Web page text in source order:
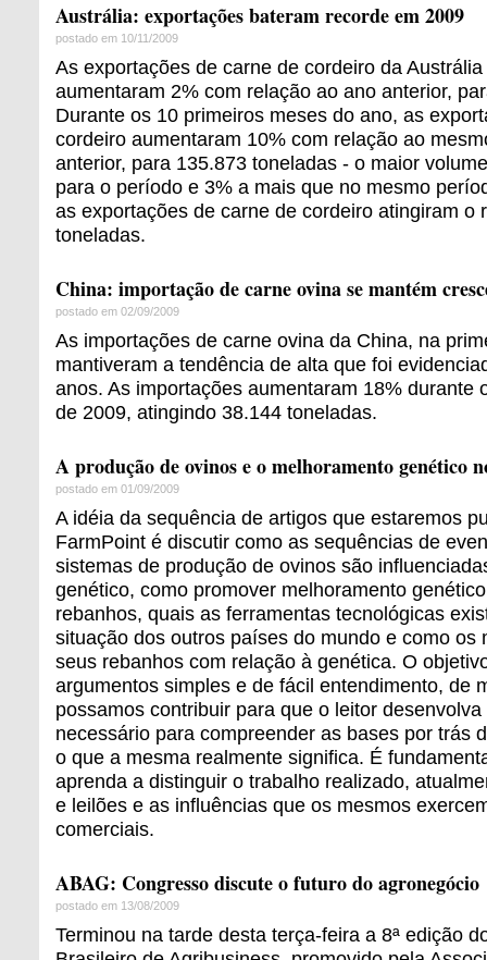
Austrália: exportações bateram recorde em 2009
postado em 10/11/2009
As exportações de carne de cordeiro da
aumentaram 2% com relação ao ano anterior,
Durante os 10 primeiros meses do ano, as
cordeiro aumentaram 10% com relação ao
anterior, para 135.873 toneladas - o maior
para o período e 3% a mais que no mesmo
as exportações de carne de cordeiro atingiram o
toneladas.
China: importação de carne ovina se mantém
postado em 02/09/2009
As importações de carne ovina da China, na
mantiveram a tendência de alta que foi
anos. As importações aumentaram 18% durante
de 2009, atingindo 38.144 toneladas.
A produção de ovinos e o melhoramento genético
postado em 01/09/2009
A idéia da sequência de artigos que estaremos
FarmPoint é discutir como as sequências de
sistemas de produção de ovinos são
genético, como promover melhoramento
rebanhos, quais as ferramentas tecnológicas
situação dos outros países do mundo e como os
seus rebanhos com relação à genética. O
argumentos simples e de fácil entendimento, de
possamos contribuir para que o leitor
necessário para compreender as bases por trás
o que a mesma realmente significa. É
aprenda a distinguir o trabalho realizado,
e leilões e as influências que os mesmos
comerciais.
ABAG: Congresso discute o futuro do agronegócio
postado em 13/08/2009
Terminou na tarde desta terça-feira a 8ª edição